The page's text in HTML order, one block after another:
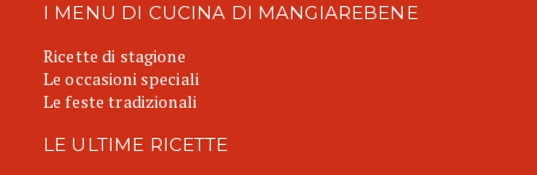
I MENU DI CUCINA DI MANGIAREBENE
Ricette di stagione
Le occasioni speciali
Le feste tradizionali
LE ULTIME RICETTE